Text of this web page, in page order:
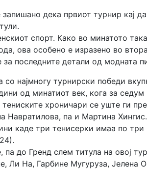
дека првиот турнир кај
спорт. Како во минатото
ова особено е изразено во
последните детали од модната
најмногу турнирски победи
од минатиот век, кога за
хроничари се уште ги
Навратилова, па и Мартина Хингис.
каде три тенисерки имаа по
до Гренд слем титула на овој
Ли На, Гарбине Мугуруза, Јелена